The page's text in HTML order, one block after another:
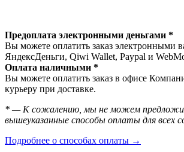
Предоплата электронными деньгами *
Вы можете оплатить заказ электронными
ЯндексДеньги, Qiwi Wallet, Paypal и
Оплата наличными *
Вы можете оплатить заказ в офисе
курьеру при доставке.
* — К сожалению, мы не можем
вышеуказанные способы оплаты для всех
Подробнее о способах оплаты →